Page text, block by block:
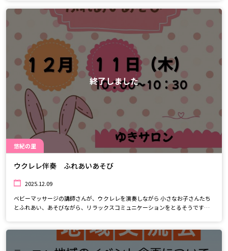
悠紀の里
終了しました
ウクレレ伴奏 ふれあいあそび
2025.12.09
ベビーマッサージの講師さんが、ウクレレを演奏しながら 小さなお子さんたち
とふれあい、あそびながら、リラックスコミュニケーションをとるそうです。